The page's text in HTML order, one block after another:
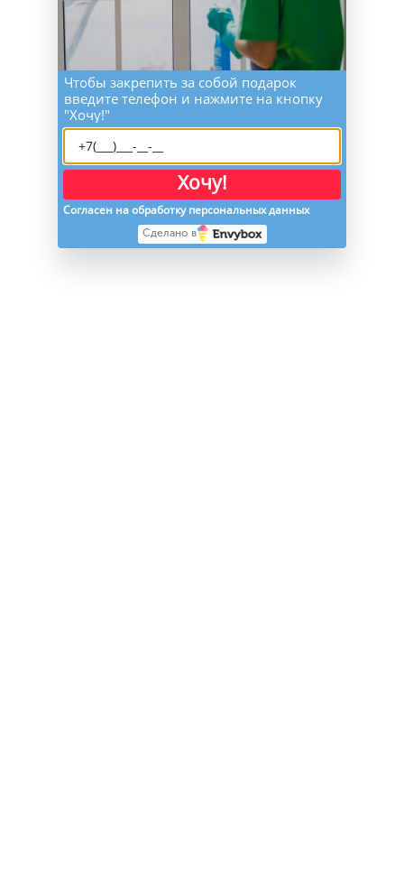
Чтобы закрепить за собой подарок
введите телефон и нажмите на кнопку
"Хочу!"
Хочу!
Согласен на обработку персональных данных
Сделано в